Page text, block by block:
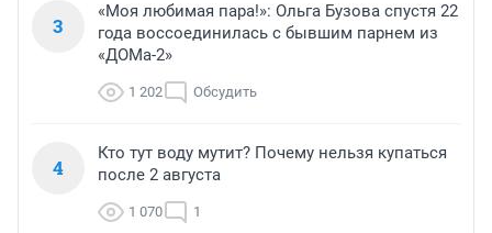
3
«Моя любимая пара!»: Ольга Бузова спустя 22
года воссоединилась с бывшим парнем из
«ДОМа-2»
1 202 Обсудить
4
Кто тут воду мутит? Почему нельзя купаться
после 2 августа
1 070 1